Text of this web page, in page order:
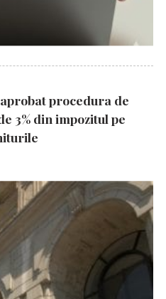
procedura de
3% din impozitul pe